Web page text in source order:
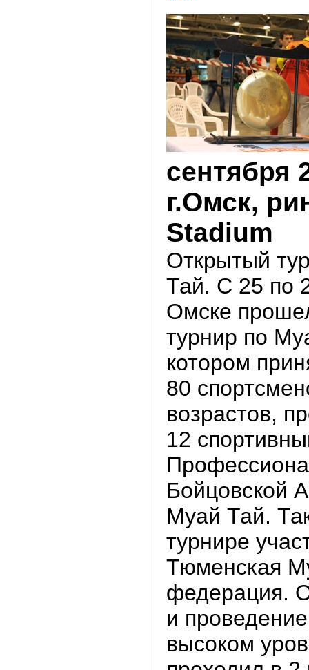
сентября
г.Омск,
Stadium
Открытый
Тай. С 25 по
Омске
турнир по
котором
80
возрастов,
12
Бойцовской
Муай Тай.
турнире
Тюменская
федерация.
и
высоком